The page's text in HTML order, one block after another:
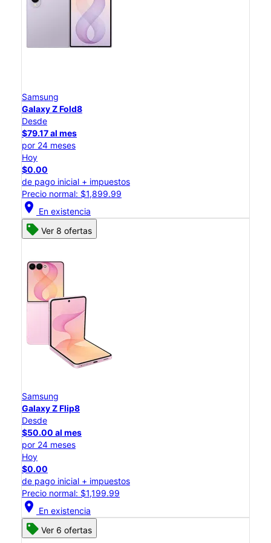
Samsung
Galaxy Z Fold8
Desde
$79.17 al mes
por 24 meses
Hoy
$0.00
de pago inicial + impuestos
Precio normal: $1,899.99
location_on En existencia
Ver 8 ofertas
Samsung
Galaxy Z Flip8
Desde
$50.00 al mes
por 24 meses
Hoy
$0.00
de pago inicial + impuestos
Precio normal: $1,199.99
location_on En existencia
Ver 6 ofertas